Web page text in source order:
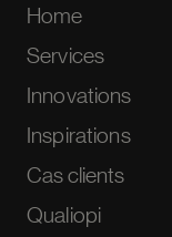
Home
Services
Innovations
Inspirations
Cas clients
Qualiopi